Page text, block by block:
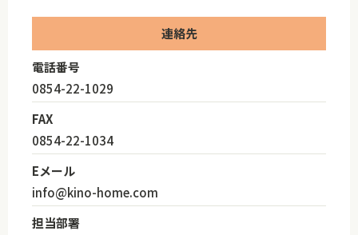
連絡先
電話番号
0854-22-1029
FAX
0854-22-1034
Eメール
info@kino-home.com
担当部署